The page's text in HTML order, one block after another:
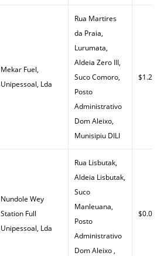
Mekar Fuel,
Unipessoal, Lda
Rua Martires
da Praia,
Lurumata,
Aldeia Zero III,
Suco Comoro,
Posto
Administrativo
Dom Aleixo,
Munisipiu DILI
$1.26
Nundole Wey
Station Full
Unipessoal, Lda
Rua Lisbutak,
Aldeia Lisbutak,
Suco
Manleuana,
Posto
Administrativo
Dom Aleixo ,
$0.00